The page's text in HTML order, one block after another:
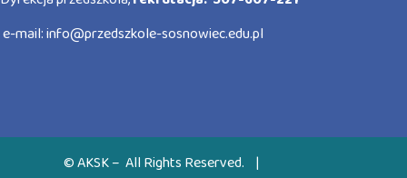
e-mail:info@przedszkole-sosnowiec.edu.pl
© AKSK – All Rights Reserved. |